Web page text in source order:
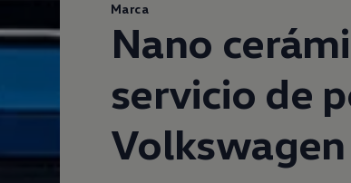
Marca
Nano
servicio de
Volkswagen